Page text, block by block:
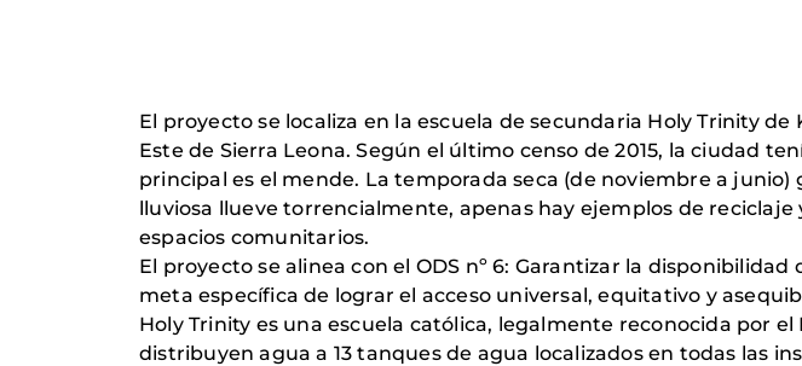
El proyecto se localiza en la escuela de secundaria Holy Trinity
Este de Sierra Leona. Según el último censo de 2015, la ciudad
principal es el mende. La temporada seca (de noviembre a
lluviosa llueve torrencialmente, apenas hay ejemplos de
espacios comunitarios.
El proyecto se alinea con el ODS nº 6: Garantizar la
meta específica de lograr el acceso universal, equitativo y
Holy Trinity es una escuela católica, legalmente reconocida por
distribuyen agua a 13 tanques de agua localizados en todas las